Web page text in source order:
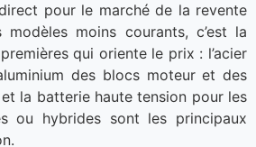
pour le marché de la revente
moins courants, c’est la
qui oriente le prix : l’acier
des blocs moteur et des
la batterie haute tension pour les
ou hybrides sont les principaux